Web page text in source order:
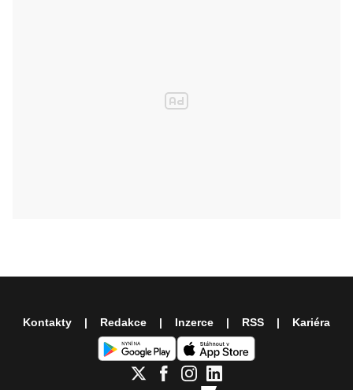
Kontakty Redakce Inzerce RSS Kariéra